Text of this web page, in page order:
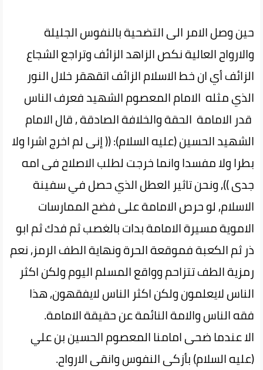
حين وصل الامر الى التضحية بالنفوس الجليلة
والارواح العالية نكص الزاهد الزائف وتراجع الشجاع
الزائف أي ان خط الاسلام الزائف اتقهقر خلال النور
الذي مثله الامام المعصوم الشهيد فعرف الناس
قدر الامامة الحقة والخلافة الصادقة , قال الامام
الشهيد الحسين (عليه السلام): (( إنی لم اخرج اشرا ولا
بطرا ولا مفسدا وانما خرجت لطلب الاصلاح فی امه
جدی )), ونحن تاثير العطل الذي حصل في سفينة
الاسلام, لو حرص الامامة على فضح الممارسات
الاموية مسيرة الامامة بدات بالغصب ثم فدك ثم ابو
ذر ثم الكعبة فموقعة الحرة ونهاية الطف الرمز, نعم
رمزية الطف تتزاحم وواقع المسلم اليوم ولكن اكثر
الناس لايعلمون ولكن اكثر الناس لايفقهون, هذا
فقه الناس والامة النائمة عن حقيقة الامامة.
الا عندما ضحى امامنا المعصوم الحسين بن علي
(عليه السلام) بأزكى النفوس وانقى الارواح.